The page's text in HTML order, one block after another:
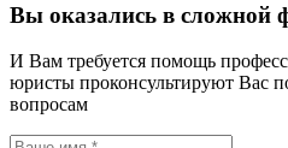
Вы оказались в сложной
И Вам требуется помощь
юристы проконсультируют Вас
вопросам